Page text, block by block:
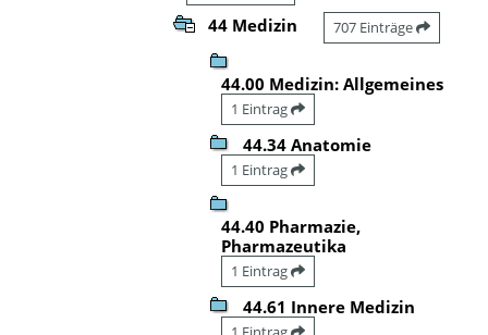
44 Medizin 707 Einträge
44.00 Medizin: Allgemeines
1 Eintrag
44.34 Anatomie
1 Eintrag
44.40 Pharmazie,
Pharmazeutika
1 Eintrag
44.61 Innere Medizin